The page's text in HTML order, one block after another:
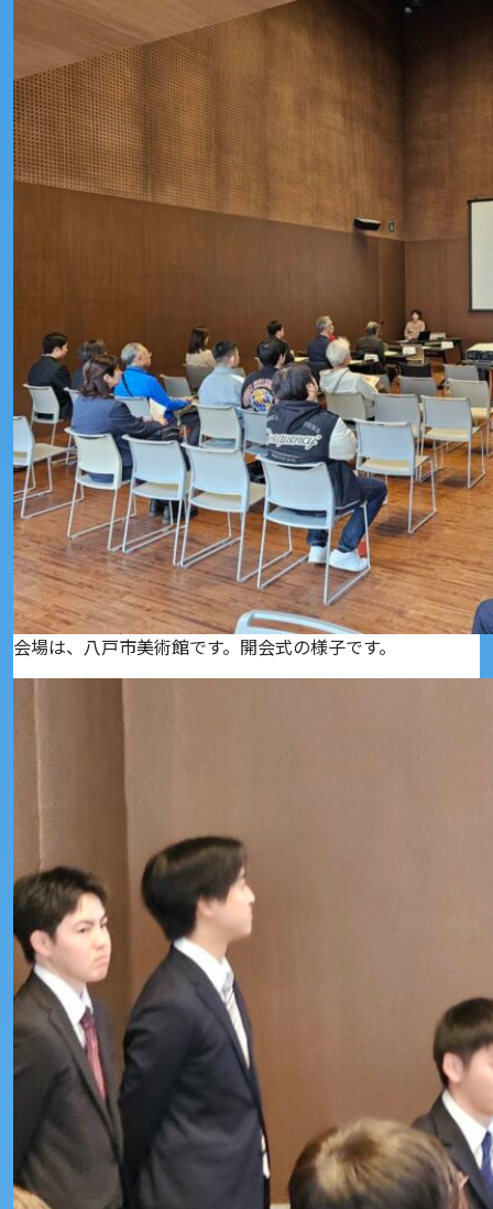
会場は、八戸市美術館です。開会式の様子です。